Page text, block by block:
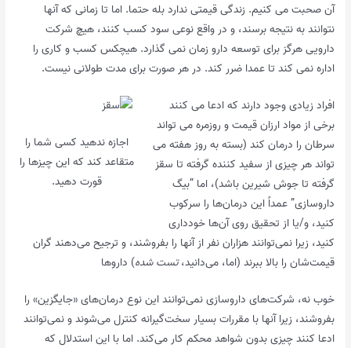
آن صحبت می کنیم. زندگی قیمتی ندارد بله حتما. اما تا زمانی که آنها
نتوانند به نتیجه برسند، و در واقع نوعی سود کسب کنند، هیچ شرکت
دارویی هرگز برای توسعه دارو زمان نمی گذارد. هیچکس کسب و کاری را
اداره نمی کند تا عمدا ضرر کند. در هر صورت برای مدت طولانی نیست.
اجازه ندهید کسی شما را
متقاعد کند که این چیزها را
قورت دهید.
افراد زیادی وجود دارند که ادعا می کنند
برخی از مواد ارزان قیمت و روزمره می تواند
سرطان را درمان کند (بسته به روز هفته می
تواند هر چیزی از سفید کننده گرفته تا سقز
گرفته تا جوش شیرین باشد)، اما “بیگ
داروسازی” عمداً این درمان‌ها را سرکوب
کنید، و/یا از تحقیق روی آن‌ها خودداری
کنید، زیرا نمی‌توانند هزاران نفر از آنها را بفروشند، و ترجیح می‌دهند گران
قیمت‌شان را بالا ببرند (اما، می‌دانید،تست شده) داروها
خوب نه، شرکت‌های داروسازی نمی‌توانند این نوع درمان‌های «جایگزین» را
بفروشند، زیرا آنها با مقررات بسیار سخت‌گیرانه کنترل می‌شوند و نمی‌توانند
ادعا کنند چیزی بدون شواهد محکم کار می‌کند. اما با این استدلال که